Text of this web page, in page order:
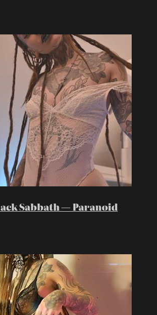
Sabbath — Paranoid